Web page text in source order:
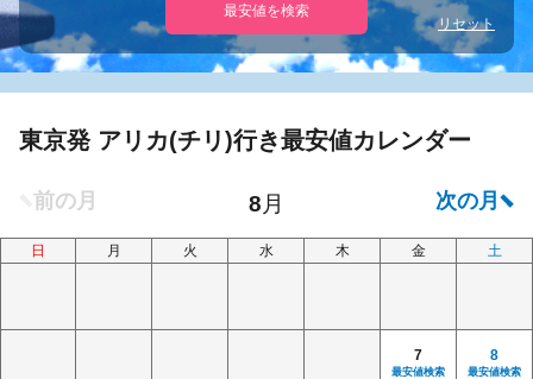
最安値を検索
リセット
東京発 アリカ(チリ)行き最安値カレンダー
日 月 火 水 木 金 土
7
最安値検索
8
最安値検索